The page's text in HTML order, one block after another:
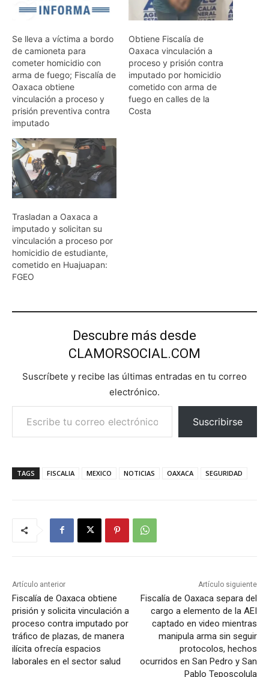
Se lleva a víctima a bordo
de camioneta para
cometer homicidio con
arma de fuego; Fiscalía de
Oaxaca obtiene
vinculación a proceso y
prisión preventiva contra
imputado
Obtiene Fiscalía de
Oaxaca vinculación a
proceso y prisión contra
imputado por homicidio
cometido con arma de
fuego en calles de la
Costa
Trasladan a Oaxaca a
imputado y solicitan su
vinculación a proceso por
homicidio de estudiante,
cometido en Huajuapan:
FGEO
Descubre más desde
CLAMORSOCIAL.COM
Suscríbete y recibe las últimas entradas en tu correo
electrónico.
Escribe tu correo electrónico…
Suscribirse
TAGS FISCALIA MEXICO NOTICIAS OAXACA SEGURIDAD
Artículo anterior
Fiscalía de Oaxaca obtiene
prisión y solicita vinculación a
proceso contra imputado por
tráfico de plazas, de manera
ilícita ofrecía espacios
laborales en el sector salud
Artículo siguiente
Fiscalía de Oaxaca separa del
cargo a elemento de la AEI
captado en video mientras
manipula arma sin seguir
protocolos, hechos
ocurridos en San Pedro y San
Pablo Teposcolula